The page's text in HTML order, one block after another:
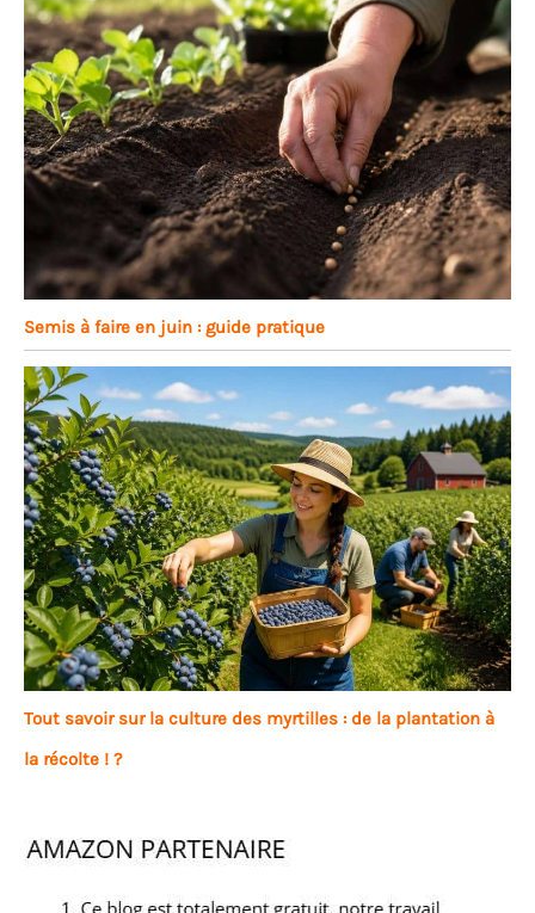
Semis à faire en juin : guide pratique
Tout savoir sur la culture des myrtilles : de la plantation à
la récolte ! ?